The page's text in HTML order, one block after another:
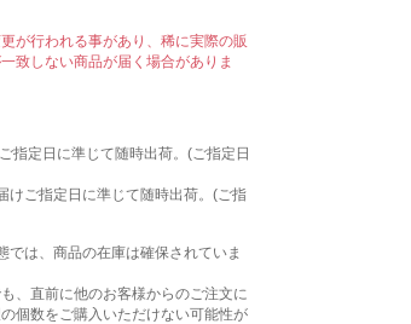
が行われる事があり、稀に実際の販
致しない商品が届く場合がありま
指定日に準じて随時出荷。(ご指定日
けご指定日に準じて随時出荷。(ご指
は、商品の在庫は確保されていま
、直前に他のお客様からのご注文に
個数をご購入いただけない可能性が